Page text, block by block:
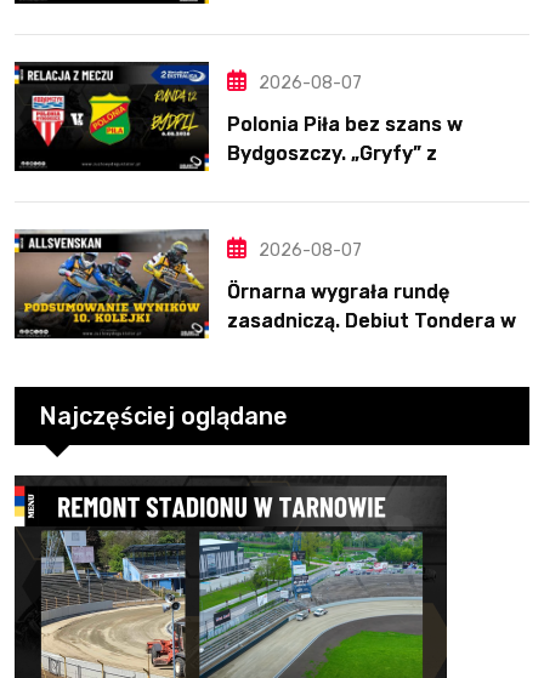
2026-08-07
Polonia Piła bez szans w
Bydgoszczy. „Gryfy” z
2026-08-07
Örnarna wygrała rundę
zasadniczą. Debiut Tondera w
Najczęściej oglądane